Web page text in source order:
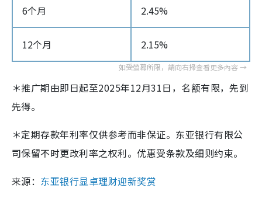
6个月 2.45%
12个月 2.15%
＊推广期由即日起至2025年12月31日，名额有限，先到
先得。
＊定期存款年利率仅供参考而非保证。东亚银行有限公
司保留不时更改利率之权利。优惠受条款及细则约束。
来源： 东亚银行显卓理财迎新奖赏